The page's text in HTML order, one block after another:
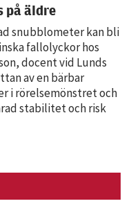
på äldre
snubblometer kan bli
fallolyckor hos
docent vid Lunds
av en bärbar
i rörelsemönstret och
stabilitet och risk
Upplevelse
att vår
hemsida ska
så
som
under